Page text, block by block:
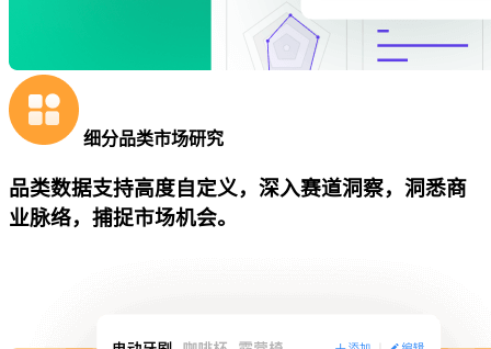
细分品类市场研究
品类数据支持高度自定义，深入赛道洞察，洞悉商
业脉络，捕捉市场机会。